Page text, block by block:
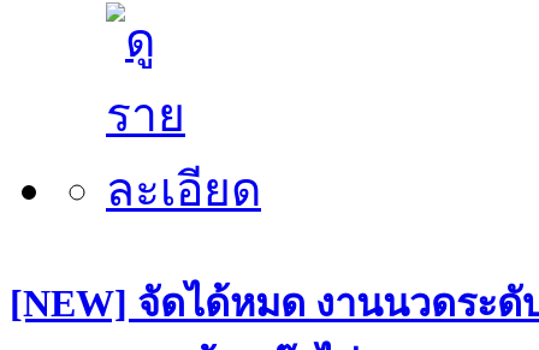
[NEW] จัดได้หมด งานนวดระดั